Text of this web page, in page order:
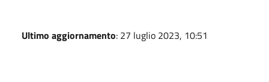
Ultimo aggiornamento: 27 luglio 2023, 10:51